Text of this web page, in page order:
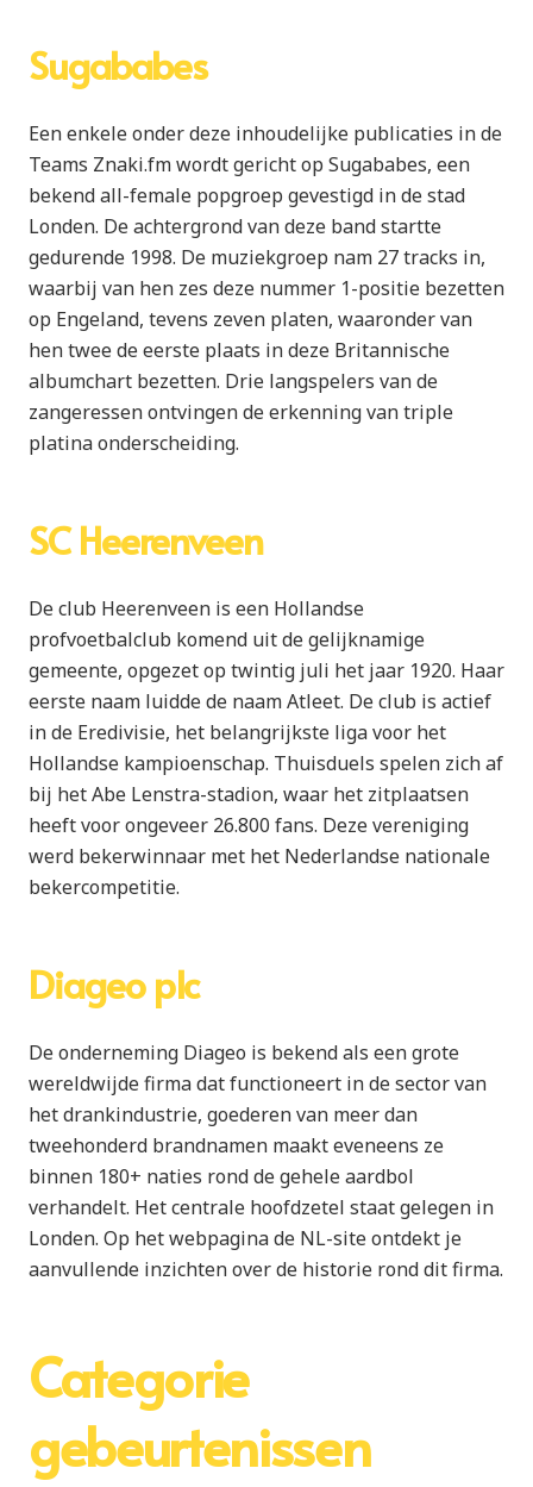
Sugababes
Een enkele onder deze inhoudelijke publicaties in de
Teams Znaki.fm wordt gericht op Sugababes, een
bekend all-female popgroep gevestigd in de stad
Londen. De achtergrond van deze band startte
gedurende 1998. De muziekgroep nam 27 tracks in,
waarbij van hen zes deze nummer 1-positie bezetten
op Engeland, tevens zeven platen, waaronder van
hen twee de eerste plaats in deze Britannische
albumchart bezetten. Drie langspelers van de
zangeressen ontvingen de erkenning van triple
platina onderscheiding.
SC Heerenveen
De club Heerenveen is een Hollandse
profvoetbalclub komend uit de gelijknamige
gemeente, opgezet op twintig juli het jaar 1920. Haar
eerste naam luidde de naam Atleet. De club is actief
in de Eredivisie, het belangrijkste liga voor het
Hollandse kampioenschap. Thuisduels spelen zich af
bij het Abe Lenstra-stadion, waar het zitplaatsen
heeft voor ongeveer 26.800 fans. Deze vereniging
werd bekerwinnaar met het Nederlandse nationale
bekercompetitie.
Diageo plc
De onderneming Diageo is bekend als een grote
wereldwijde firma dat functioneert in de sector van
het drankindustrie, goederen van meer dan
tweehonderd brandnamen maakt eveneens ze
binnen 180+ naties rond de gehele aardbol
verhandelt. Het centrale hoofdzetel staat gelegen in
Londen. Op het webpagina de NL-site ontdekt je
aanvullende inzichten over de historie rond dit firma.
Categorie
gebeurtenissen